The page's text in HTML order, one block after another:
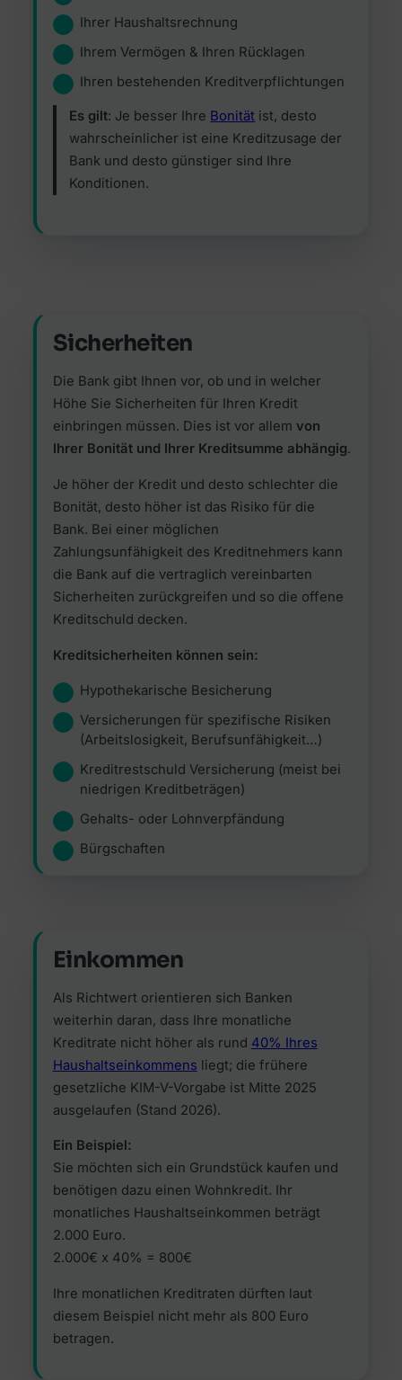
Ihrer Haushaltsrechnung
Ihrem Vermögen & Ihren Rücklagen
Ihren bestehenden Kreditverpflichtungen
Es gilt: Je besser Ihre Bonität ist, desto
wahrscheinlicher ist eine Kreditzusage der
Bank und desto günstiger sind Ihre
Konditionen.
Sicherheiten
Die Bank gibt Ihnen vor, ob und in welcher
Höhe Sie Sicherheiten für Ihren Kredit
einbringen müssen. Dies ist vor allem von
Ihrer Bonität und Ihrer Kreditsumme abhängig.
Je höher der Kredit und desto schlechter die
Bonität, desto höher ist das Risiko für die
Bank. Bei einer möglichen
Zahlungsunfähigkeit des Kreditnehmers kann
die Bank auf die vertraglich vereinbarten
Sicherheiten zurückgreifen und so die offene
Kreditschuld decken.
Kreditsicherheiten können sein:
Hypothekarische Besicherung
Versicherungen für spezifische Risiken
(Arbeitslosigkeit, Berufsunfähigkeit…)
Kreditrestschuld Versicherung (meist bei
niedrigen Kreditbeträgen)
Gehalts- oder Lohnverpfändung
Bürgschaften
Einkommen
Als Richtwert orientieren sich Banken
weiterhin daran, dass Ihre monatliche
Kreditrate nicht höher als rund 40% Ihres
Haushaltseinkommens liegt; die frühere
gesetzliche KIM-V-Vorgabe ist Mitte 2025
ausgelaufen (Stand 2026).
Ein Beispiel:
Sie möchten sich ein Grundstück kaufen und
benötigen dazu einen Wohnkredit. Ihr
monatliches Haushaltseinkommen beträgt
2.000 Euro.
2.000€ x 40% = 800€
Ihre monatlichen Kreditraten dürften laut
diesem Beispiel nicht mehr als 800 Euro
betragen.